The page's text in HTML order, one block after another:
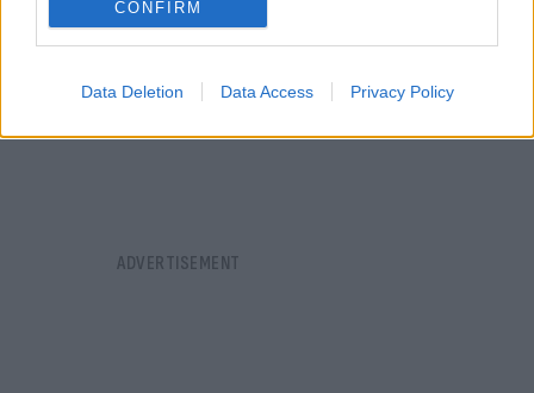
CONFIRM
Data Deletion Data Access Privacy Policy